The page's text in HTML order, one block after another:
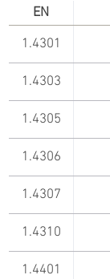
EN
1.4301
1.4303
1.4305
1.4306
1.4307
1.4310
1.4401